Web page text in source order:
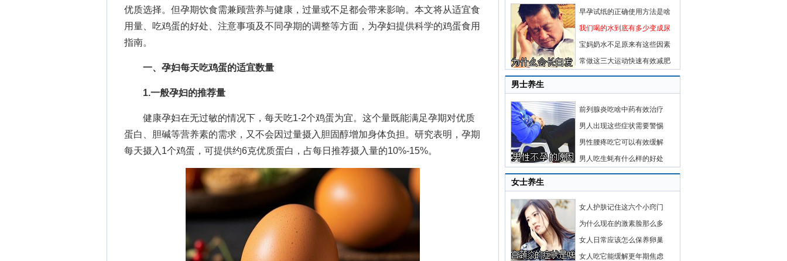
优质选择。但孕期饮食需兼顾营养与健康，过量或不足都会带来影响。本文将从适宜食
用量、吃鸡蛋的好处、注意事项及不同孕期的调整等方面，为孕妇提供科学的鸡蛋食用
指南。
一、孕妇每天吃鸡蛋的适宜数量
1.一般孕妇的推荐量
健康孕妇在无过敏的情况下，每天吃1-2个鸡蛋为宜。这个量既能满足孕期对优质
蛋白、胆碱等营养素的需求，又不会因过量摄入胆固醇增加身体负担。研究表明，孕期
每天摄入1个鸡蛋，可提供约6克优质蛋白，占每日推荐摄入量的10%-15%。
早孕试纸的正确使用方法是啥
我们喝的水到底有多少变成尿
宝妈奶水不足原来有这些因素
常做这三大运动快速有效减肥
男士养生
前列腺炎吃啥中药有效治疗
男人出现这些症状需要警惕
男性腰疼吃它可以有效缓解
男人吃生蚝有什么样的好处
女士养生
女人护肤记住这六个小窍门
为什么现在的激素脸那么多
女人日常应该怎么保养卵巢
女人吃它能缓解更年期焦虑